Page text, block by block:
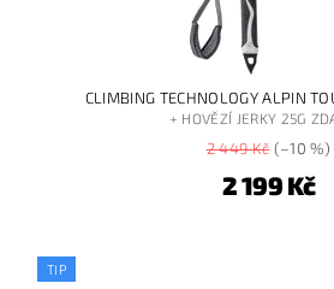
CLIMBING TECHNOLOGY ALPIN
+ HOVĚZÍ JERKY 25G
2 449 Kč(–10 %)
2 199 Kč
TIP